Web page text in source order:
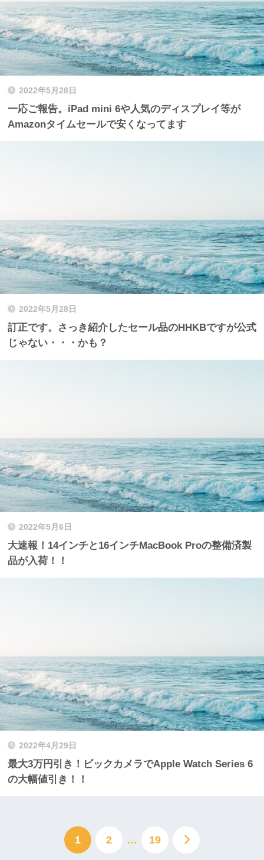
2022年5月28日
一応ご報告。iPad mini 6や人気のディスプレイ等が
Amazonタイムセールで安くなってます
2022年5月28日
訂正です。さっき紹介したセール品のHHKBですが公式
じゃない・・・かも？
2022年5月6日
大速報！14インチと16インチMacBook Proの整備済製
品が入荷！！
2022年4月29日
最大3万円引き！ビックカメラでApple Watch Series 6
の大幅値引き！！
1 2 … 19